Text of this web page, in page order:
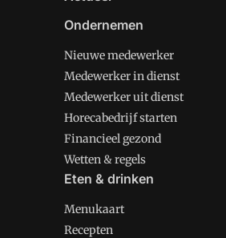
Ondernemen
Nieuwe medewerker
Medewerker in dienst
Medewerker uit dienst
Horecabedrijf starten
Financieel gezond
Wetten & regels
Eten & drinken
Menukaart
Recepten